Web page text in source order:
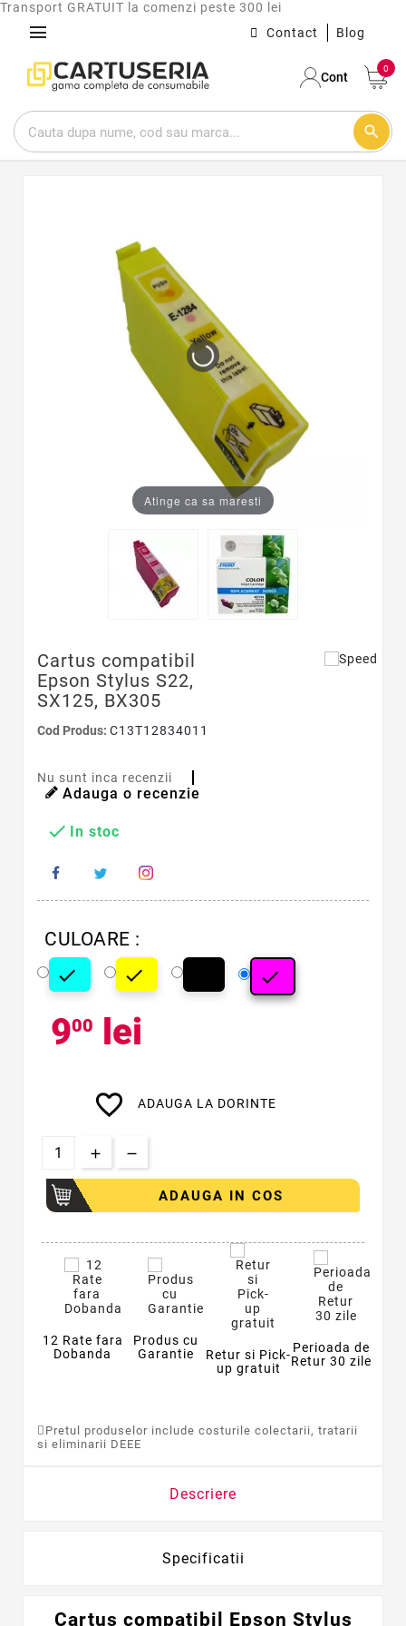
Transport GRATUIT la comenzi peste 300 lei
menu Contact Blog
Cont
0
search
Atinge ca sa maresti
Cartus compatibil
Epson Stylus S22,
SX125, BX305
Cod Produs: C13T12834011
Nu sunt inca recenzii
Adauga o recenzie
 In stoc
CULOARE :
Cyan
 Galben
 Magenta

900 lei
favorite_border ADAUGA LA DORINTE
ADAUGA IN COS
12 Rate fara
Dobanda
Produs cu
Garantie
Retur si Pick-
up gratuit
Perioada de
Retur 30 zile
Pretul produselor include costurile colectarii, tratarii
si eliminarii DEEE
Descriere
Specificatii
Cartus compatibil Epson Stylus